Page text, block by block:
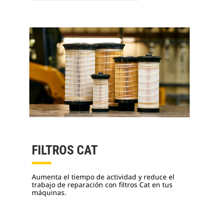
FILTROS CAT
Aumenta el tiempo de actividad y reduce el
trabajo de reparación con filtros Cat en tus
máquinas.